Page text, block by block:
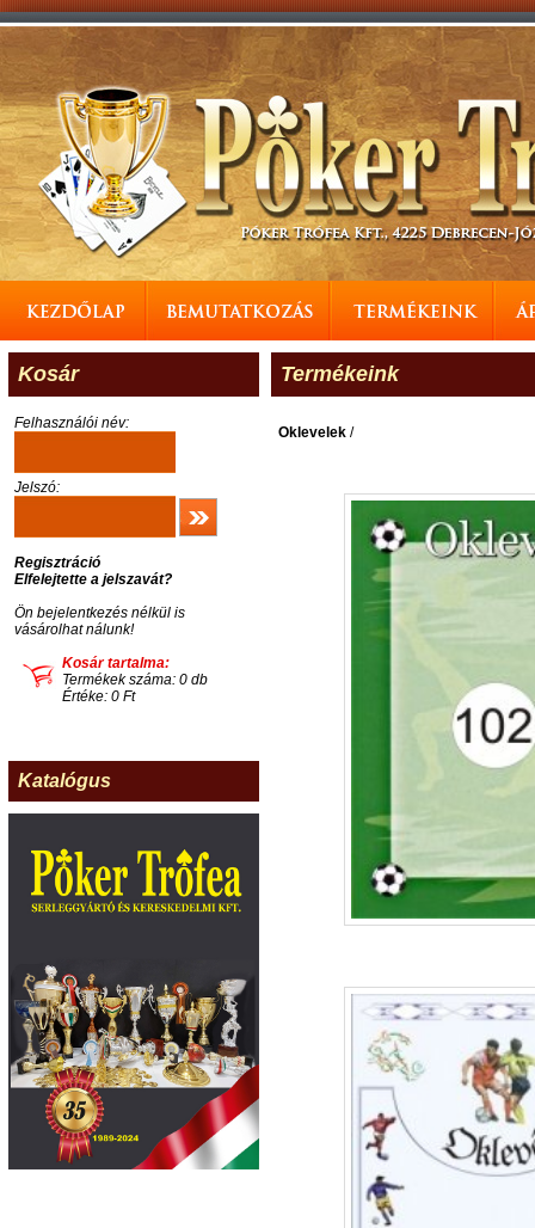
Kosár
Felhasználói név:
Jelszó:
Regisztráció
Elfelejtette a jelszavát?
Ön bejelentkezés nélkül is
vásárolhat nálunk!
Kosár tartalma:
Termékek száma: 0 db
Értéke: 0 Ft
Katalógus
Termékeink
Oklevelek /